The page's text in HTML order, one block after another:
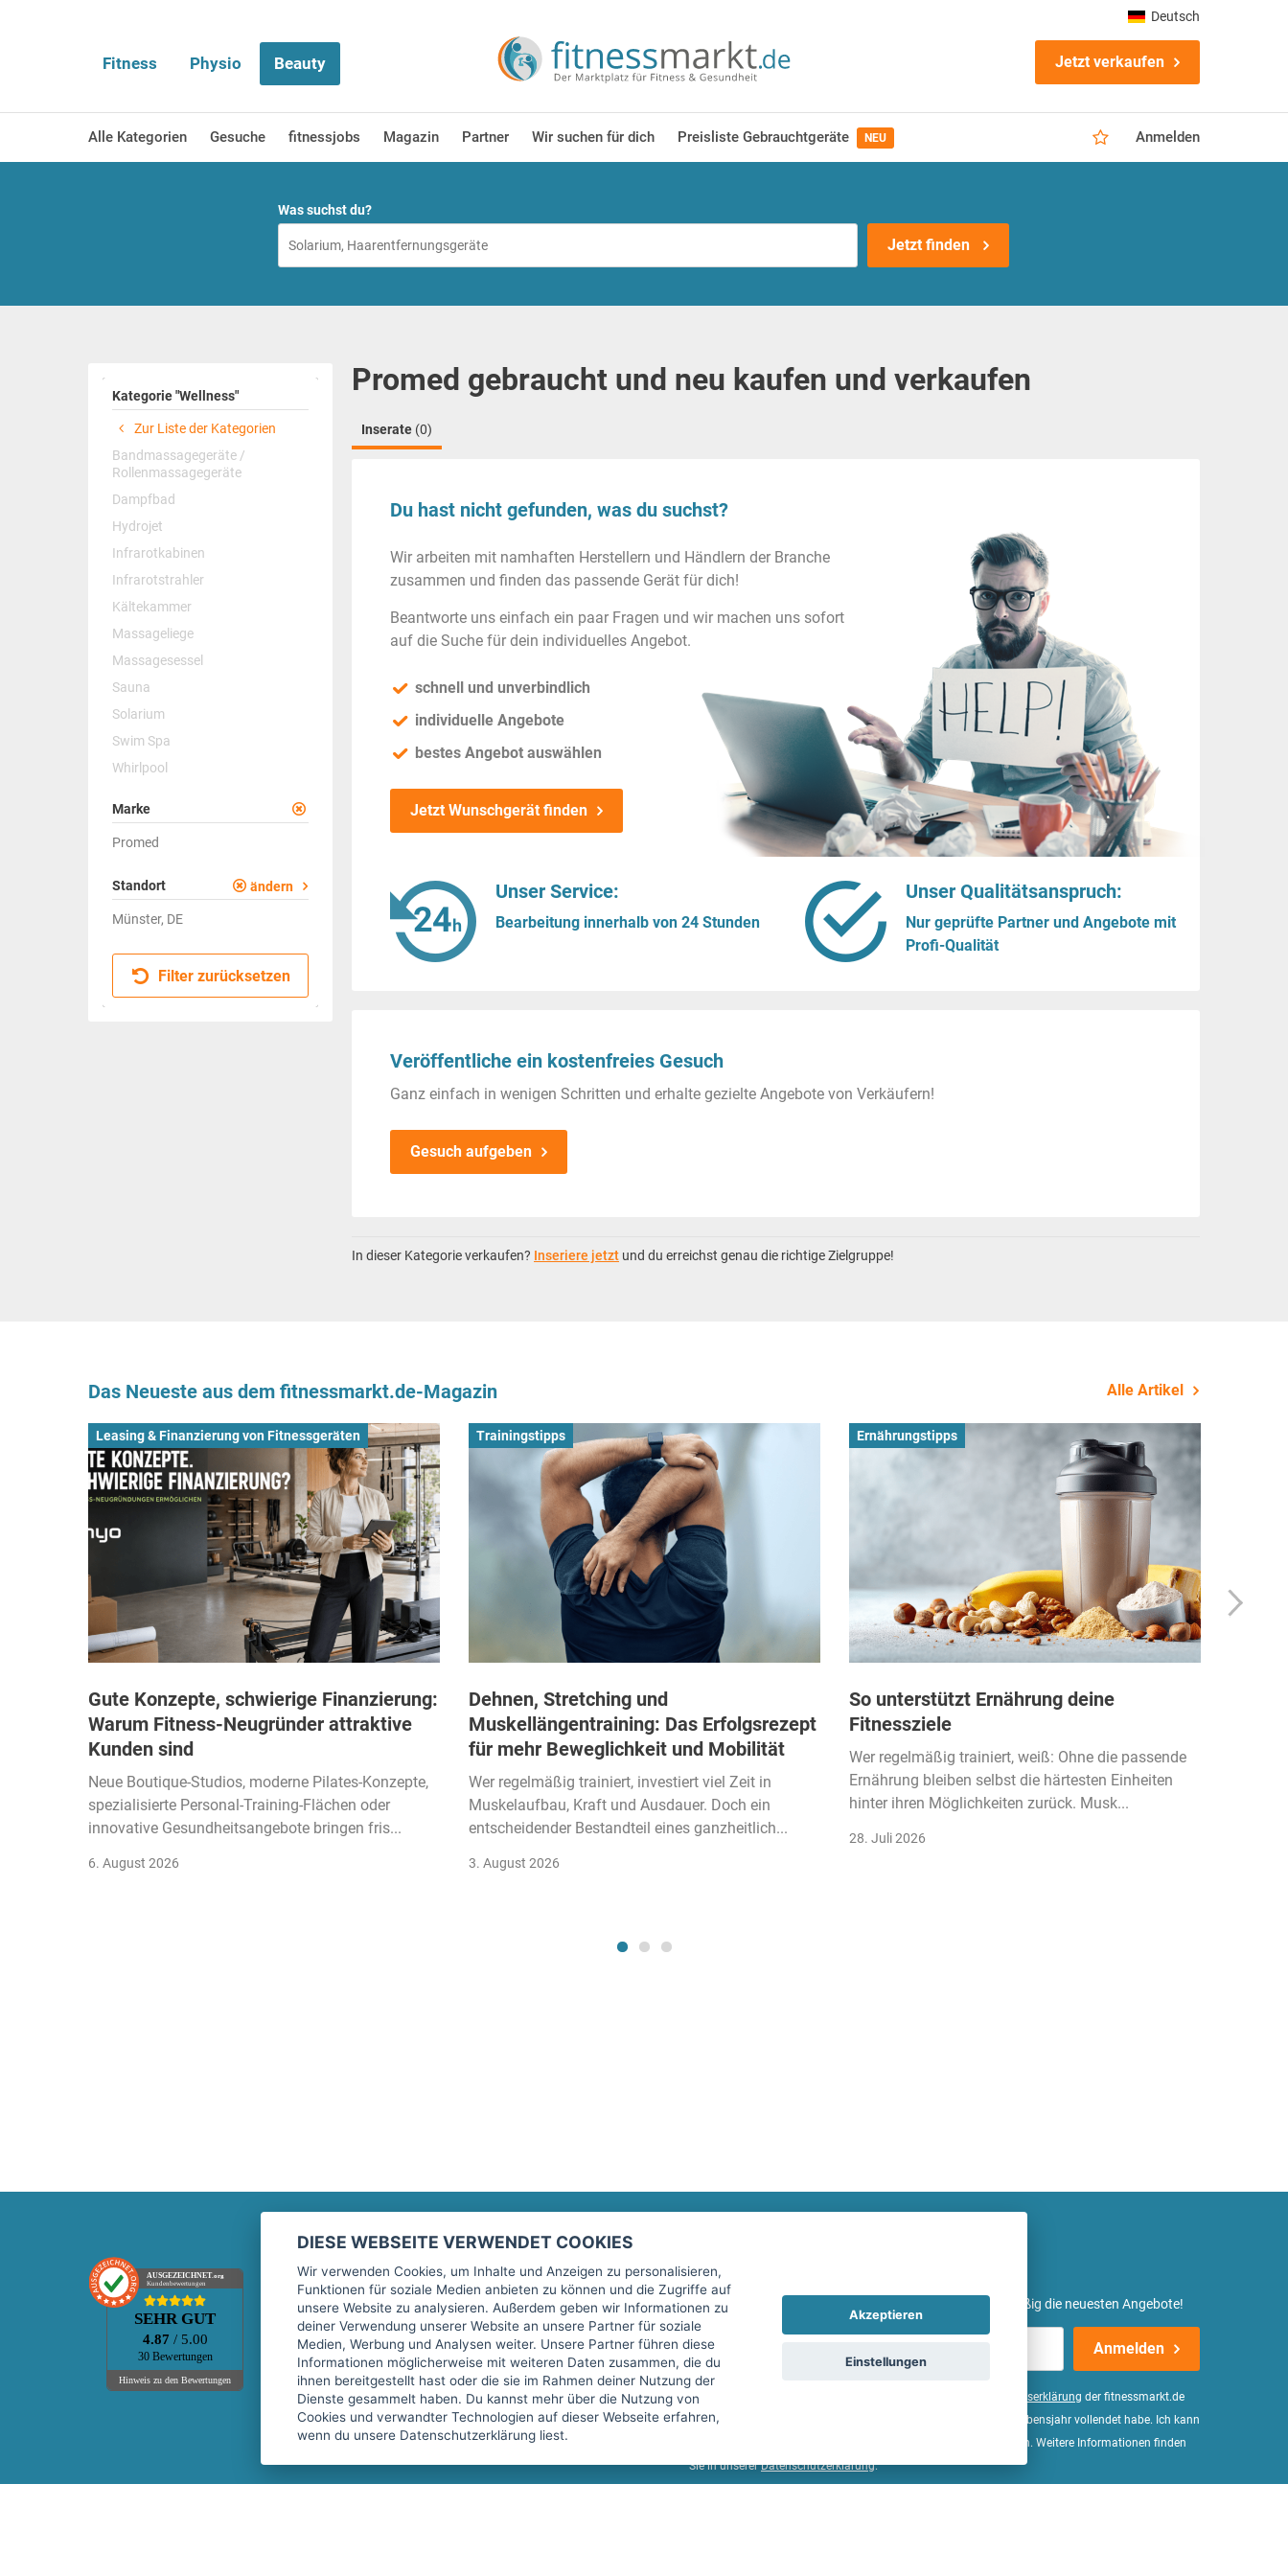
Fitness Physio Beauty Jetzt verkaufen
Alle Kategorien Gesuche fitnessjobs Magazin Partner Wir suchen für dich Preisliste Gebrauchtgeräte NEU Anmelden
Deutsch
Was suchst du?
Jetzt finden
Kategorie "Wellness"
Zur Liste der Kategorien
Bandmassagegeräte /
Rollenmassagegeräte
Dampfbad
Hydrojet
Infrarotkabinen
Infrarotstrahler
Kältekammer
Massageliege
Massagesessel
Sauna
Solarium
Swim Spa
Whirlpool
Marke
Promed
Standort ändern
Münster, DE
Filter zurücksetzen
Promed gebraucht und neu kaufen und verkaufen
Inserate (0)
Du hast nicht gefunden, was du suchst?
Wir arbeiten mit namhaften Herstellern und Händlern der Branche
zusammen und finden das passende Gerät für dich!
Beantworte uns einfach ein paar Fragen und wir machen uns sofort
auf die Suche für dein individuelles Angebot.
schnell und unverbindlich
individuelle Angebote
bestes Angebot auswählen
Jetzt Wunschgerät finden
Unser Service:
Bearbeitung innerhalb von 24 Stunden
Unser Qualitätsanspruch:
Nur geprüfte Partner und Angebote mit
Profi-Qualität
Veröffentliche ein kostenfreies Gesuch
Ganz einfach in wenigen Schritten und erhalte gezielte Angebote von Verkäufern!
Gesuch aufgeben
In dieser Kategorie verkaufen? Inseriere jetzt und du erreichst genau die richtige Zielgruppe!
Das Neueste aus dem fitnessmarkt.de-Magazin Alle Artikel
Leasing & Finanzierung von Fitnessgeräten
Gute Konzepte, schwierige Finanzierung:
Warum Fitness-Neugründer attraktive
Kunden sind
Neue Boutique-Studios, moderne Pilates-Konzepte,
spezialisierte Personal-Training-Flächen oder
innovative Gesundheitsangebote bringen fris...
6. August 2026
Trainingstipps
Dehnen, Stretching und
Muskellängentraining: Das Erfolgsrezept
für mehr Beweglichkeit und Mobilität
Wer regelmäßig trainiert, investiert viel Zeit in
Muskelaufbau, Kraft und Ausdauer. Doch ein
entscheidender Bestandteil eines ganzheitlich...
3. August 2026
Ernährungstipps
So unterstützt Ernährung deine
Fitnessziele
Wer regelmäßig trainiert, weiß: Ohne die passende
Ernährung bleiben selbst die härtesten Einheiten
hinter ihren Möglichkeiten zurück. Musk...
28. Juli 2026
AUSGEZEICHNET.org
Kundenbewertungen
SEHR GUT
4.87 / 5.00
30 Bewertungen
Hinweis zu den Bewertungen
Marktplatz
Kontakt
Preise Marktplatz
FAQ Marktplatz
Über uns
Werbebuchungen
Rechtliches
Impressum
AGB
Datenschutz
Sicherheit
Top-Inserat kündigen
fitnessmarkt.de Newsletter
Trage dich hier für unseren Newsletter ein und erhalte regelmäßig die neuesten Angebote!
Anmelden
Ich stimme der Verarbeitung meiner Daten, wie in der Einwilligungserklärung der fitnessmarkt.de
services GmbH beschrieben, zu und bestätige, dass ich das 16. Lebensjahr vollendet habe. Ich kann
diese Einwilligung jederzeit mit Wirkung für die Zukunft widerrufen. Weitere Informationen finden
Sie in unsererDatenschutzerklärung.
DIESE WEBSEITE VERWENDET COOKIES
Wir verwenden Cookies, um Inhalte und Anzeigen zu personalisieren,
Funktionen für soziale Medien anbieten zu können und die Zugriffe auf
unsere Website zu analysieren. Außerdem geben wir Informationen zu
deiner Verwendung unserer Website an unsere Partner für soziale
Medien, Werbung und Analysen weiter. Unsere Partner führen diese
Informationen möglicherweise mit weiteren Daten zusammen, die du
ihnen bereitgestellt hast oder die sie im Rahmen deiner Nutzung der
Dienste gesammelt haben. Du kannst mehr über die Nutzung von
Cookies und verwandter Technologien auf dieser Webseite erfahren,
wenn du unsere Datenschutzerklärung liest.
Akzeptieren
Einstellungen